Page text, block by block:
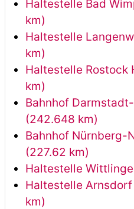
Haltestelle Bad
km)
Haltestelle
km)
Haltestelle Rostock
km)
Bahnhof
(242.648 km)
Bahnhof Nürnberg-
(227.62 km)
Haltestelle
Haltestelle
km)